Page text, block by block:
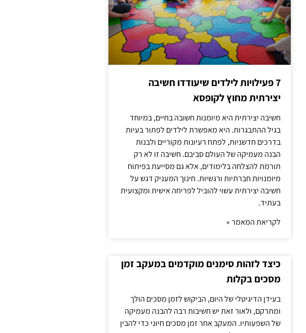
7 פעילויות לילדים שיעודדו חשיבה
יצירתית מחוץ לקופסא
חשיבה יצירתית היא מיומנות חשובה בחיים, במיוחד
בגיל ההתבגרות. היא מאפשרת לילדים לפתור בעיות
בדרכים חדשניות, לפתח רעיונות מקוריים ולבנות
הבנה מעמיקה של העולם סביבם. חשיבה זו לא רק
תורמת להצלחה בלימודים, אלא גם מסייעת בפיתוח
מיומנויות חברתיות ורגשיות. חינוך המעניק דגש על
חשיבה יצירתית עשוי להוביל לפריחה אישית ומקצועית
בעתיד.
לקריאת המאמר »
כיצד לזהות סימנים מוקדמים במעקב זמן
מסכים בקלות
בעידן הדיגיטלי של היום, הביקוש לזמן מסכים הולך
ומתרקם, ולאור זאת יש חשיבות רבה להבנה מעמיקה
של השפעותיו. המעקב אחר זמן מסכים חיוני כדי להבין